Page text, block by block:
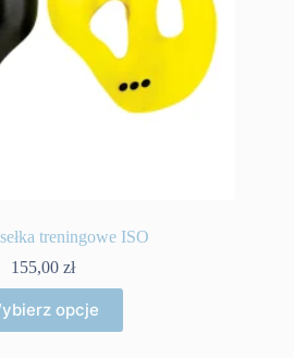
treningowe ISO
155,00 zł
opcje
produkt
ma